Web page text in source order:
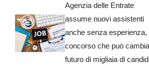
Agenzia delle Entrate
assume nuovi assistenti
anche senza esperienza,
concorso che può
futuro di migliaia di